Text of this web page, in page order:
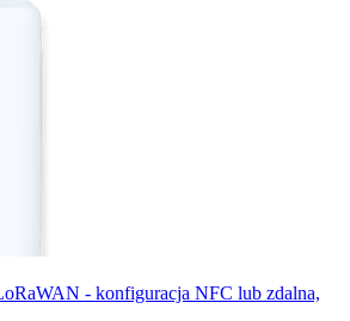
- konfiguracja NFC lub zdalna,